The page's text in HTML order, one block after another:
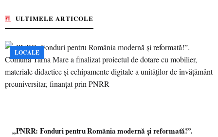
ULTIMELE ARTICOLE
LOCALE
„PNRR: Fonduri pentru România modernă și reformată!”.